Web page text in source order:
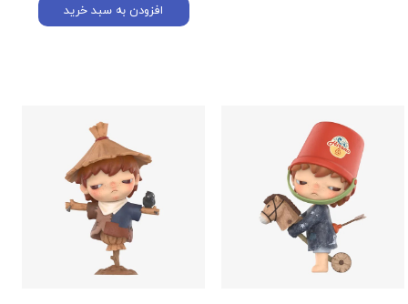
افزودن به سبد خرید